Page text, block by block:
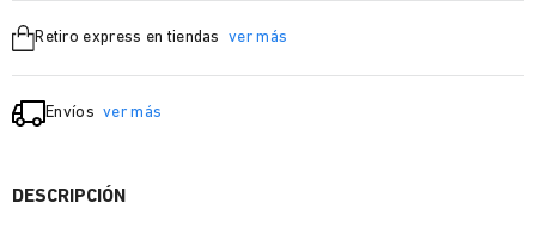
Retiro express en tiendas ver más
Envíos ver más
DESCRIPCIÓN